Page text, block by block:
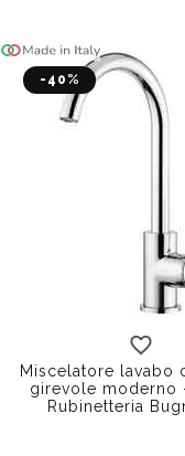
-40%
Miscelatore lavabo
girevole moderno
Rubinetteria